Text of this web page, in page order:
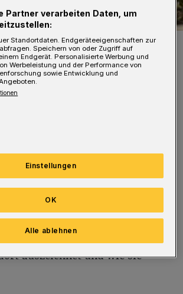
sind sie durchgehend zu hören
die Teilnehmerinnen und
der Halde Schöller des
auf die Suche nach
des Sommers. Sie erfahren,
dort vorkommen, was ihren
auszeichnet und wie sie
Partner verarbeiten Daten, um
Standortdaten. Endgeräteeigenschaften zur
Speichern von oder Zugriff auf
Endgerät. Personalisierte Werbung und
Werbeleistung und der Performance von
sowie Entwicklung und
Einstellungen
Alle ablehnen
OK